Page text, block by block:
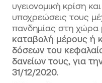
υγειονομική κρίση
υποχρεώσεις τους
πανδημίας στη χώρα
καταβολή μέρους ή
δόσεων του
δανείων τους, για
31/12/2020.